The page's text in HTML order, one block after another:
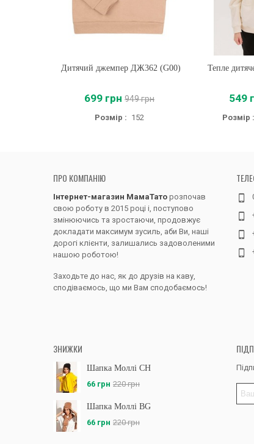
Купити
Дитячий джемпер ДЖ362 (G00)
699 грн 949 грн
Розмір : 152
Тепле
549
Розмір :
ПРО КОМПАНІЮ
Інтернет-магазин МамаТато розпочав
свою роботу в 2015 році і, поступово
змінюючись та зростаючи, продовжує
докладати максимум зусиль, аби Ви, наші
дорогі клієнти, залишались задоволеними
нашою роботою!
Заходьте до нас, як до друзів на каву,
сподіваємось, що ми Вам сподобаємось!
ЗНИЖКИ
Шапка Моллі CH
66 грн 220 грн
Шапка Моллі BG
66 грн 220 грн